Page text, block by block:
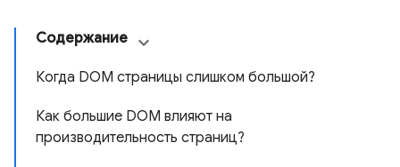
Содержание
Когда DOM страницы слишком большой?
Как большие DOM влияют на
производительность страниц?